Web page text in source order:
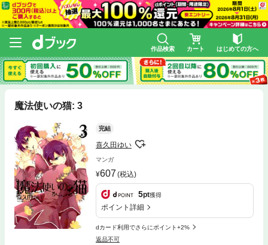
作品検索 カート はじめての方へ
魔法使いの猫: 3
完結
喜久田ゆい
マンガ
607 (税込)
5pt獲得
ポイント詳細
dカード利用でさらにポイント+2%
返品不可